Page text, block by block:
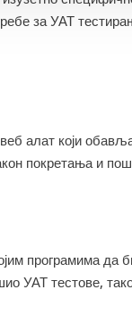
за УАТ
алат који
покретања и
програмима
УАТ тестове,